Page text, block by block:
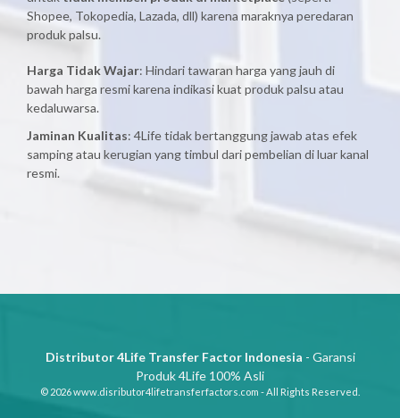
Shopee, Tokopedia, Lazada, dll) karena maraknya peredaran
produk palsu.
Harga Tidak Wajar: Hindari tawaran harga yang jauh di
bawah harga resmi karena indikasi kuat produk palsu atau
kedaluwarsa.
Jaminan Kualitas: 4Life tidak bertanggung jawab atas efek
samping atau kerugian yang timbul dari pembelian di luar kanal
resmi.
Distributor 4Life Transfer Factor Indonesia - Garansi
Produk 4Life 100% Asli
© 2026 www.disributor4lifetransferfactors.com - All Rights Reserved.